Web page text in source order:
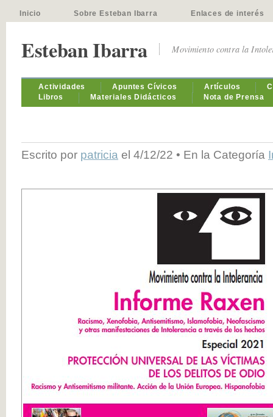
Inicio Sobre Esteban Ibarra Enlaces de interés
Esteban Ibarra Movimiento contra la
Actividades Apuntes Cívicos Artículos
Libros
Materiales Didácticos Nota de Prensa
Escrito por patricia el 4/12/22 • En la Categoría